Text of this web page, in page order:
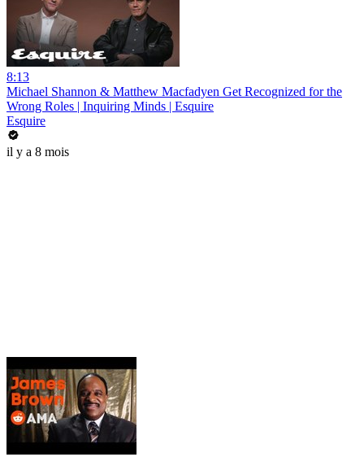
8:13
Michael Shannon & Matthew Macfadyen Get Recognized for the
Wrong Roles | Inquiring Minds | Esquire
Esquire
il y a 8 mois